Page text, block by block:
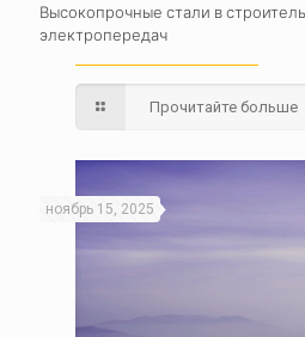
Высокопрочные стали в
электропередач
Прочитайте больше
ноябрь 15, 2025